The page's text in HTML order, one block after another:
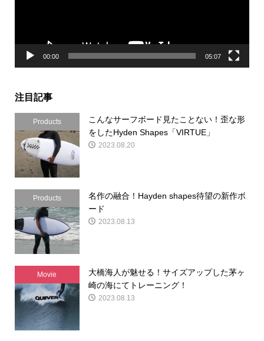
00:00 05:07
注目記事
Products
こんなサーフボード見たことない！歪な形
をしたHyden Shapes「VIRTUE」
2023.08.20
Products
名作の融合！Hayden shapes待望の新作ボ
ード
2023.08.13
Movie
大橋海人が魅せる！サイズアップした茅ヶ
崎の海にてトレーニング！
2023.08.13